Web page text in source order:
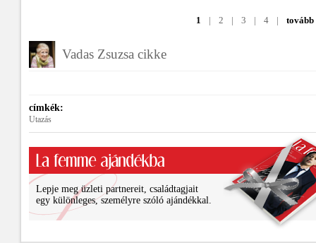
1 | 2 | 3 | 4 | tovább
Vadas Zsuzsa cikke
címkék:
Utazás
Lepje meg üzleti partnereit, családtagjait
egy különleges, személyre szóló ajándékkal.